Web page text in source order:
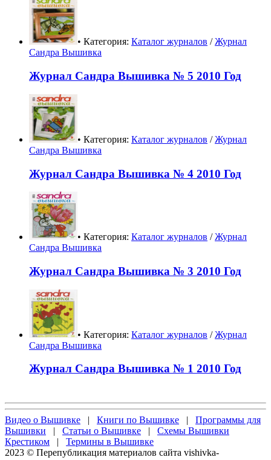
• Категория: Каталог журналов /Журнал
Сандра Вышивка
Журнал Сандра Вышивка № 5 2010 Год
• Категория: Каталог журналов /Журнал
Сандра Вышивка
Журнал Сандра Вышивка № 4 2010 Год
• Категория: Каталог журналов /Журнал
Сандра Вышивка
Журнал Сандра Вышивка № 3 2010 Год
• Категория: Каталог журналов /Журнал
Сандра Вышивка
Журнал Сандра Вышивка № 1 2010 Год
Видео о Вышивке | Книги по Вышивке | Программы для
Вышивки | Статьи о Вышивке | Схемы Вышивки
Крестиком | Термины в Вышивке
2023 © Перепубликация материалов сайта vishivka-